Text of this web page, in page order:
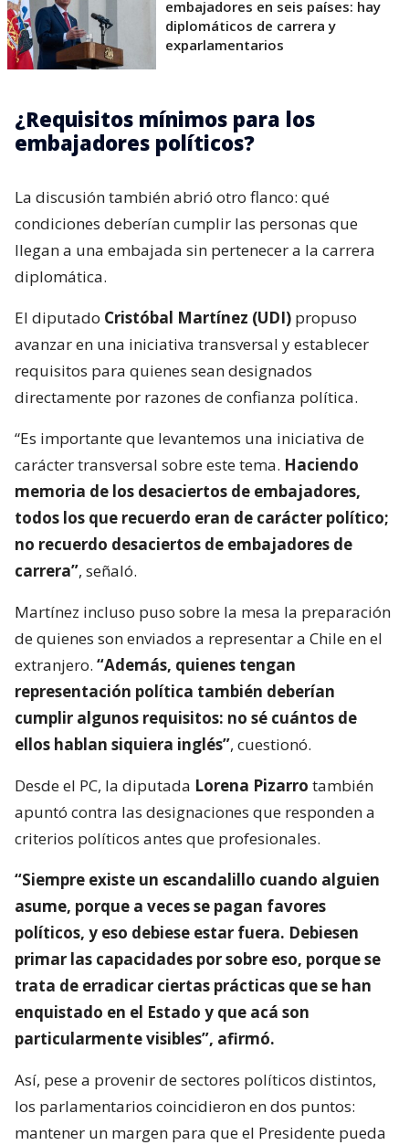
embajadores en seis países: hay
diplomáticos de carrera y
exparlamentarios
¿Requisitos mínimos para los
embajadores políticos?
La discusión también abrió otro flanco: qué
condiciones deberían cumplir las personas que
llegan a una embajada sin pertenecer a la carrera
diplomática.
El diputado Cristóbal Martínez (UDI) propuso
avanzar en una iniciativa transversal y establecer
requisitos para quienes sean designados
directamente por razones de confianza política.
“Es importante que levantemos una iniciativa de
carácter transversal sobre este tema. Haciendo
memoria de los desaciertos de embajadores,
todos los que recuerdo eran de carácter político;
no recuerdo desaciertos de embajadores de
carrera”, señaló.
Martínez incluso puso sobre la mesa la preparación
de quienes son enviados a representar a Chile en el
extranjero. “Además, quienes tengan
representación política también deberían
cumplir algunos requisitos: no sé cuántos de
ellos hablan siquiera inglés”, cuestionó.
Desde el PC, la diputada Lorena Pizarro también
apuntó contra las designaciones que responden a
criterios políticos antes que profesionales.
“Siempre existe un escandalillo cuando alguien
asume, porque a veces se pagan favores
políticos, y eso debiese estar fuera. Debiesen
primar las capacidades por sobre eso, porque se
trata de erradicar ciertas prácticas que se han
enquistado en el Estado y que acá son
particularmente visibles”, afirmó.
Así, pese a provenir de sectores políticos distintos,
los parlamentarios coincidieron en dos puntos:
mantener un margen para que el Presidente pueda